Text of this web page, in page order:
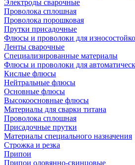
Электроды сварочные
Проволока сплошная
Проволока порошковая
Прутки присадочные
Флюсы и проволоки для
Ленты сварочные
Специализированные материалы
Флюсы и проволоки для
Кислые флюсы
Нейтральные флюсы
Основные флюсы
Высокоосновные флюсы
Материалы для сварки титана
Проволока сплошная
Присадочные прутки
Материалы специального назначения
Строжка и резка
Припои
Припои оловянно-свинцовые